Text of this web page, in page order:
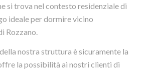
si trova nel contesto residenziale di
ideale per dormire vicino
Rozzano.
nostra struttura è sicuramente la
la possibilità ai nostri clienti di